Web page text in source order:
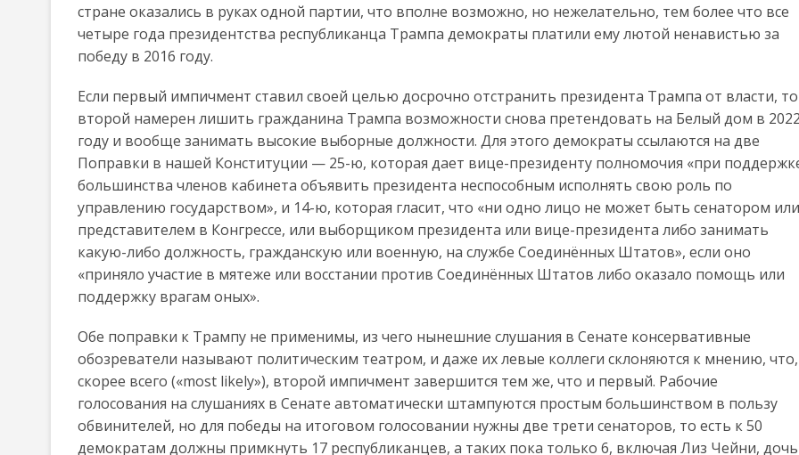
стране оказались в руках одной партии, что вполне возможно, но нежелательно, тем более что все
четыре года президентства республиканца Трампа демократы платили ему лютой ненавистью за
победу в 2016 году.
Если первый импичмент ставил своей целью досрочно отстранить президента Трампа от власти, то
второй намерен лишить гражданина Трампа возможности снова претендовать на Белый дом в 2022
году и вообще занимать высокие выборные должности. Для этого демократы ссылаются на две
Поправки в нашей Конституции — 25-ю, которая дает вице-президенту полномочия «при
большинства членов кабинета объявить президента неспособным исполнять свою роль по
управлению государством», и 14-ю, которая гласит, что «ни одно лицо не может быть сенатором или
представителем в Конгрессе, или выборщиком президента или вице-президента либо занимать
какую-либо должность, гражданскую или военную, на службе Соединённых Штатов», если оно
«приняло участие в мятеже или восстании против Соединённых Штатов либо оказало помощь или
поддержку врагам оных».
Обе поправки к Трампу не применимы, из чего нынешние слушания в Сенате консервативные
обозреватели называют политическим театром, и даже их левые коллеги склоняются к мнению, что,
скорее всего («most likely»), второй импичмент завершится тем же, что и первый. Рабочие
голосования на слушаниях в Сенате автоматически штампуются простым большинством в пользу
обвинителей, но для победы на итоговом голосовании нужны две трети сенаторов, то есть к 50
демократам должны примкнуть 17 республиканцев, а таких пока только 6, включая Лиз Чейни, дочь